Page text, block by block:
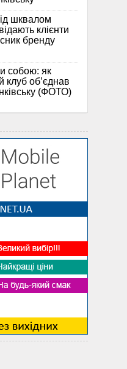
шквалом
клієнти
бренду
собою: як
клуб об’єднав
(ФОТО)